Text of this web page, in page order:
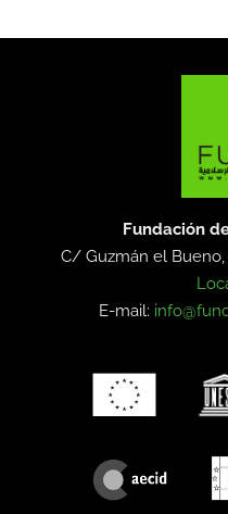
Fundación
C/ Guzmán el
E-mail: